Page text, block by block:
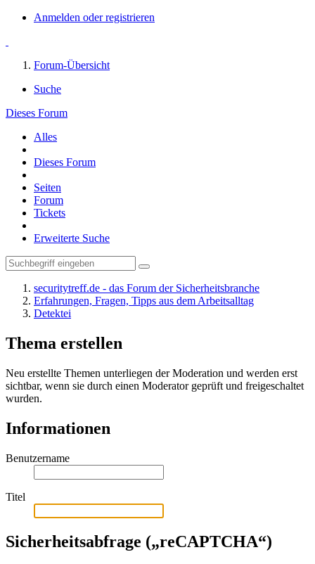
Anmelden oder registrieren
Forum-Übersicht
Suche
Dieses Forum
Alles
Dieses Forum
Seiten
Forum
Tickets
Erweiterte Suche
securitytreff.de - das Forum der Sicherheitsbranche
Erfahrungen, Fragen, Tipps aus dem Arbeitsalltag
Detektei
Thema erstellen
Neu erstellte Themen unterliegen der Moderation und werden erst
sichtbar, wenn sie durch einen Moderator geprüft und freigeschaltet
wurden.
Informationen
Benutzername
Titel
Sicherheitsabfrage („reCAPTCHA“)